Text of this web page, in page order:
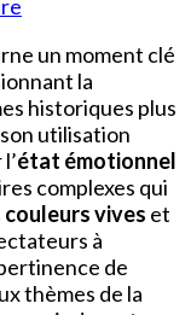
de
Renaud
Photo
un moment clé
la
historiques plus
utilisation
état émotionnel
complexes qui
couleurs vives et
à
de
thèmes de la